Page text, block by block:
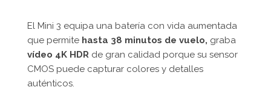
El Mini 3 equipa una batería con vida aumentada
que permite hasta 38 minutos de vuelo, graba
vídeo 4K HDR de gran calidad porque su sensor
CMOS puede capturar colores y detalles
auténticos.